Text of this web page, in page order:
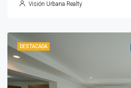
Visión Urbana Realty
DESTACADA